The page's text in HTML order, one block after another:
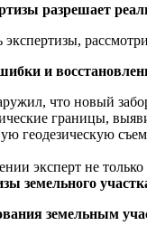
разрешает
и
что новый
границы,
геодезическую
эксперт не
земельного
земельным